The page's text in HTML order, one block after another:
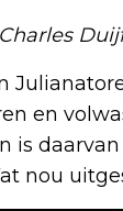
en
is
nou